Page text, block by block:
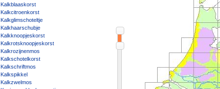
Kalkblaaskorst
Kalkcitroenkorst
Kalkglimschoteltje
Kalkhaarschubje
Kalkknoopjeskorst
Kalkrotsknoopjeskorst
Kalkrozijnenmos
Kalkschotelkorst
Kalkschriftmos
Kalkspikkel
Kalkzwelmos